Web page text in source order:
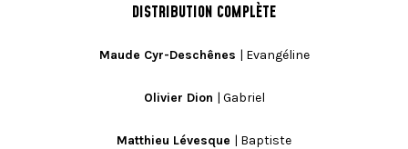
DISTRIBUTION COMPLÈTE
Maude Cyr-Deschênes | Evangéline
Olivier Dion | Gabriel
Matthieu Lévesque | Baptiste